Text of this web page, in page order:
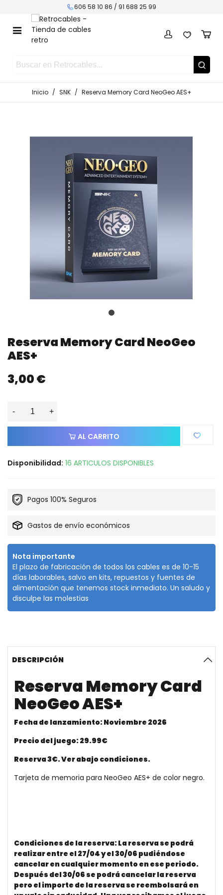
606 58 10 86 / 91 688 25 99
Inicio / SNK / Reserva Memory Card NeoGeo AES+
Reserva Memory Card NeoGeo
AES+
3,00 €
- +
AL CARRITO
Disponibilidad: 16 ARTICULOS DISPONIBLES
Pagos 100% Seguros
Gastos de envío económicos
Nota importante
El plazo de fabricación de todos los cables es de 10-15
días laborables, salvo en kits, repuestos y fuentes de
alimentación que tenemos stock inmediato. Un saludo y
disculpe las molestias
DESCRIPCIÓN
Reserva Memory Card
NeoGeo AES+
Fecha de lanzamiento: Noviembre 2026
Precio del juego: 29.99€
Reserva 3€. Ver abajo condiciones.
Tarjeta de memoria para NeoGeo AES+ de color negro.
Condiciones de la reserva: La reserva se podrá
realizar entre el 27/04 y el 30/06 pudiéndose
cancelar en cualquier momento en ese periodo.
Después del 30/06 se podrá cancelar la reserva
pero el importe de la reserva se reembolsará en